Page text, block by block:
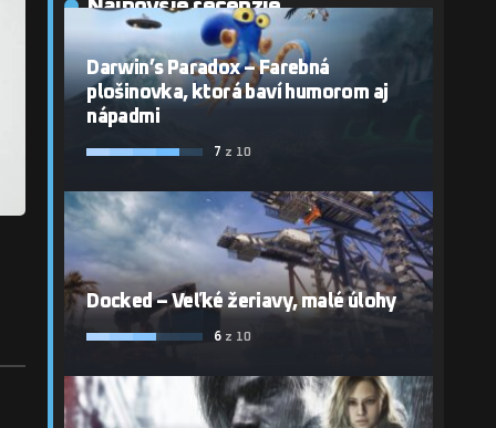
Najnovšie recenzie
Darwin’s Paradox – Farebná
plošinovka, ktorá baví humorom aj
nápadmi
7 z 10
Docked – Veľké žeriavy, malé úlohy
6 z 10